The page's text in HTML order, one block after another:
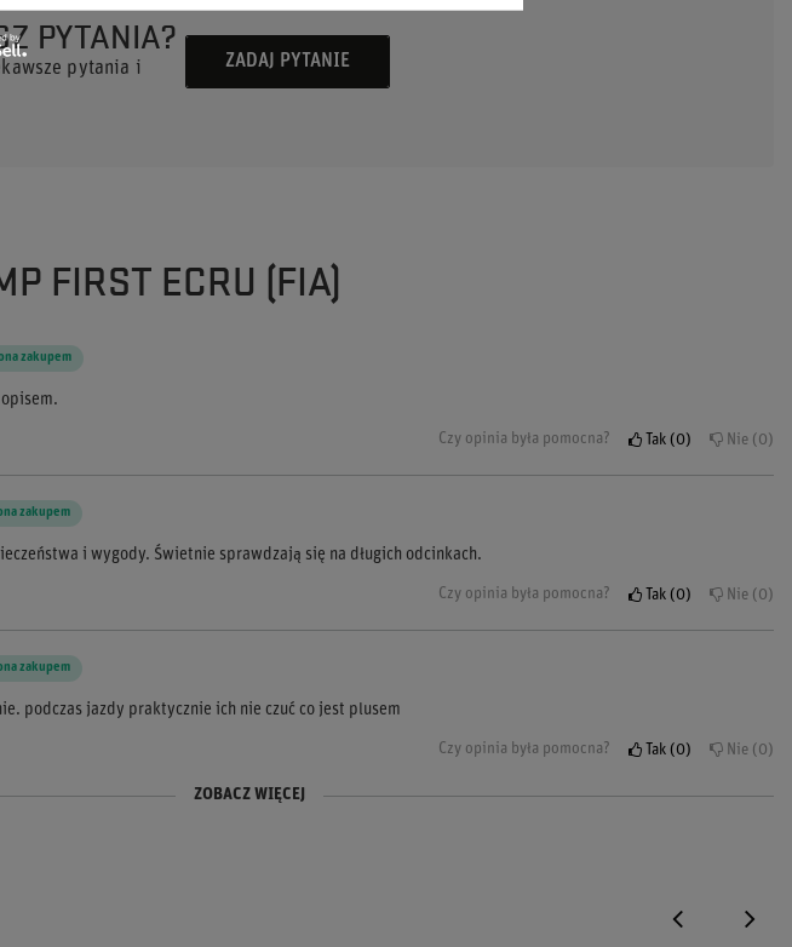
PYTANIA?
pytania i
ZADAJ PYTANIE
FIRST ECRU (FIA)
zakupem
Czy opinia była pomocna? Tak 0 Nie 0
zakupem
i wygody. Świetnie sprawdzają się na długich odcinkach.
Czy opinia była pomocna? Tak 0 Nie 0
zakupem
podczas jazdy praktycznie ich nie czuć co jest plusem
Czy opinia była pomocna? Tak 0 Nie 0
zakupem
zakupem ZOBACZ WIĘCEJ